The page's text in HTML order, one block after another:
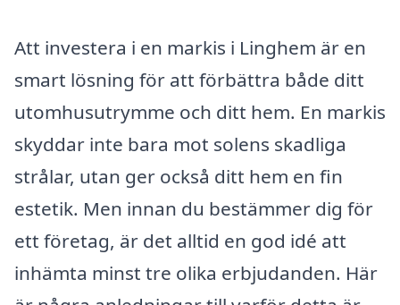
Att investera i en markis i Linghem är en
smart lösning för att förbättra både ditt
utomhusutrymme och ditt hem. En markis
skyddar inte bara mot solens skadliga
strålar, utan ger också ditt hem en fin
estetik. Men innan du bestämmer dig för
ett företag, är det alltid en god idé att
inhämta minst tre olika erbjudanden. Här